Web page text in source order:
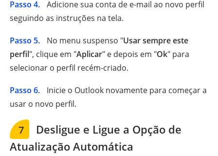
Passo 4.
Adicione sua conta de e-mail ao novo perfil
seguindo as instruções na tela.
Passo 5. No menu suspenso "Usar sempre este
perfil", clique em "Aplicar" e depois em "Ok" para
selecionar o perfil recém-criado.
Passo 6.
Inicie o Outlook novamente para começar a
usar o novo perfil.
7
Desligue e Ligue a Opção de
Atualização Automática